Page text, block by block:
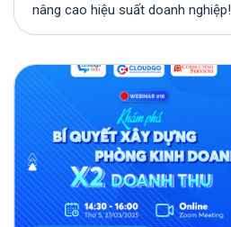
nâng cao hiệu suất doanh nghiệp!